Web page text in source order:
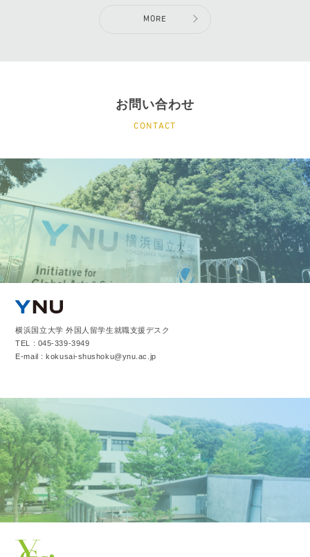
MORE
お問い合わせ
CONTACT
横浜国立大学 外国人留学生就職支援デスク
TEL : 045-339-3949
E-mail : kokusai-shushoku@ynu.ac.jp